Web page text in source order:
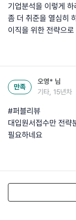
기업분석을 이렇게
좀 더 취준을 열심히
이직을 위한 전략으
만족
오영* 님
기타, 15년차
#퍼블리뷰
대입원서접수만 전략
필요하네요